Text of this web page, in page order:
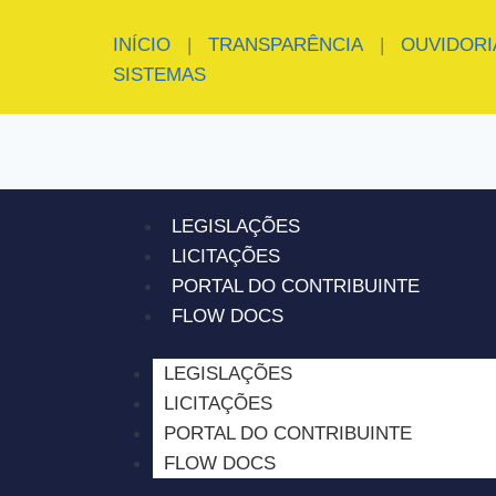
INÍCIO | TRANSPARÊNCIA|
SISTEMAS
LEGISLAÇÕES
LICITAÇÕES
PORTAL DO CONTRIBUINTE
FLOW DOCS
LEGISLAÇÕES
LICITAÇÕES
PORTAL DO CONTRIBUINTE
FLOW DOCS